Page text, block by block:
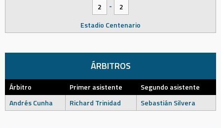
2 -
2
Estadio Centenario
ÁRBITROS
Árbitro Primer asistente
Segundo asistente
Andrés Cunha
Richard Trinidad Sebastián Silvera